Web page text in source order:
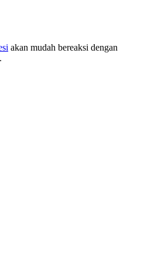
akan mudah bereaksi dengan